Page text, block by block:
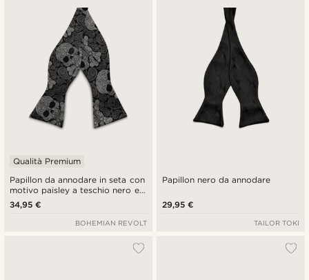
Papillon da annodare in seta con
motivo paisley a teschio nero e
grigio
Qualità Premium
34,95 €
BOHEMIAN REVOLT
Papillon nero da annodare
29,95 €
TAILOR TOKI